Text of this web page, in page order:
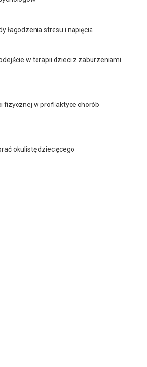
łagodzenia stresu i napięcia
w terapii dzieci z zaburzeniami
fizycznej w profilaktyce chorób
okulistę dziecięcego